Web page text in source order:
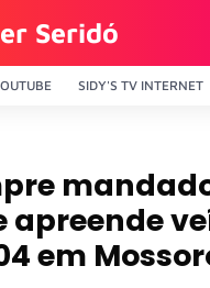
Seridó
SIDY'S TV INTERNET
apreende
em